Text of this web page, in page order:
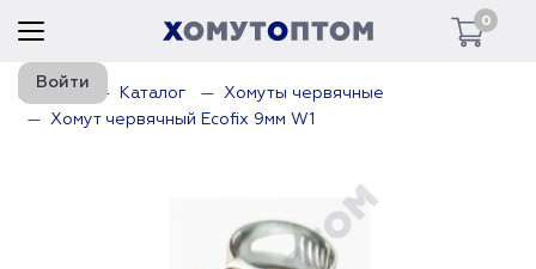
0
Войти
Главная Каталог
Хомуты червячные
Хомут червячный Ecofix 9мм W1